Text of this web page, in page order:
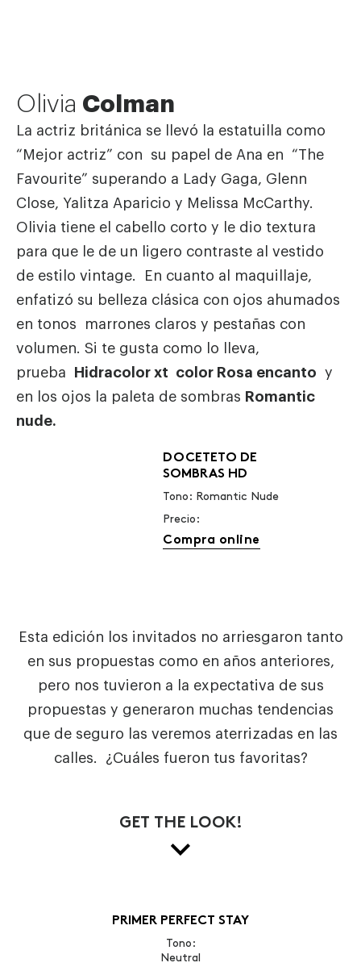
Olivia Colman
La actriz británica se llevó la estatuilla como
“Mejor actriz” con su papel de Ana en “The
Favourite” superando a Lady Gaga, Glenn
Close, Yalitza Aparicio y Melissa McCarthy.
Olivia tiene el cabello corto y le dio textura
para que le de un ligero contraste al vestido
de estilo vintage. En cuanto al maquillaje,
enfatizó su belleza clásica con ojos ahumados
en tonos marrones claros y pestañas con
volumen. Si te gusta como lo lleva,
prueba
Hidracolor xt color Rosa encanto
y
en los ojos la paleta de sombras Romantic
nude.
DOCETETO DE
SOMBRAS HD
Tono: Romantic Nude
Precio:
Compra online
Esta edición los invitados no arriesgaron tanto
en sus propuestas como en años anteriores,
pero nos tuvieron a la expectativa de sus
propuestas y generaron muchas tendencias
que de seguro las veremos aterrizadas en las
calles. ¿Cuáles fueron tus favoritas?
GET THE LOOK!
PRIMER PERFECT STAY
Tono:
Neutral